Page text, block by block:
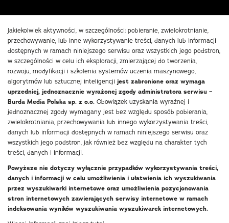
Jakiekolwiek aktywności, w szczególności: pobieranie, zwielokrotnianie,
przechowywanie, lub inne wykorzystywanie treści, danych lub informacji
dostępnych w ramach niniejszego serwisu oraz wszystkich jego podstron,
w szczególności w celu ich eksploracji, zmierzającej do tworzenia,
rozwoju, modyfikacji i szkolenia systemów uczenia maszynowego,
algorytmów lub sztucznej inteligencji jest zabronione oraz wymaga
uprzedniej, jednoznacznie wyrażonej zgody administratora serwisu –
Burda Media Polska sp. z o.o. Obowiązek uzyskania wyraźnej i
jednoznacznej zgody wymagany jest bez względu sposób pobierania,
zwielokrotniania, przechowywania lub innego wykorzystywania treści,
danych lub informacji dostępnych w ramach niniejszego serwisu oraz
wszystkich jego podstron, jak również bez względu na charakter tych
treści, danych i informacji.
Powyższe nie dotyczy wyłącznie przypadków wykorzystywania treści,
danych i informacji w celu umożliwienia i ułatwienia ich wyszukiwania
przez wyszukiwarki internetowe oraz umożliwienia pozycjonowania
stron internetowych zawierających serwisy internetowe w ramach
indeksowania wyników wyszukiwania wyszukiwarek internetowych.